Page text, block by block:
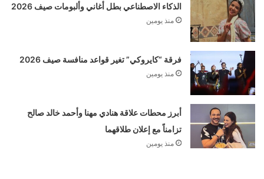
الذكاء الاصطناعي بطل أغاني وألبومات صيف 2026
منذ يومين
فرقة “كايروكي” تغير قواعد منافسة صيف 2026
منذ يومين
أبرز محطات علاقة هنادي مهنا وأحمد خالد صالح
تزامناً مع إعلان طلاقهما
منذ يومين